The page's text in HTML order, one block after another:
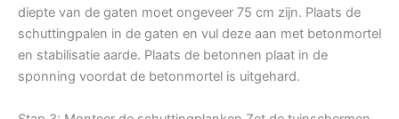
diepte van de gaten moet ongeveer 75 cm zijn. Plaats de
schuttingpalen in de gaten en vul deze aan met betonmortel
en stabilisatie aarde. Plaats de betonnen plaat in de
sponning voordat de betonmortel is uitgehard.